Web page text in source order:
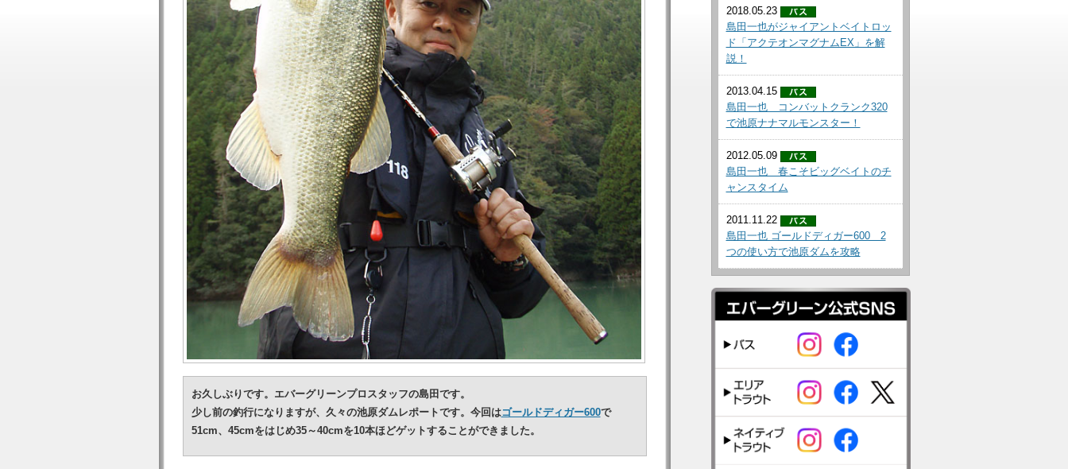
お久しぶりです。エバーグリーンプロスタッフの島田です。
少し前の釣行になりますが、久々の池原ダムレポートです。今回はゴールドディガー600で
51cm、45cmをはじめ35～40cmを10本ほどゲットすることができました。
2018.05.23
島田一也がジャイアントベイトロッ
ド「アクテオンマグナムEX」を解
説！
2013.04.15
島田一也 コンバットクランク320
で池原ナナマルモンスター！
2012.05.09
島田一也 春こそビッグベイトのチ
ャンスタイム
2011.11.22
島田一也 ゴールドディガー600 2
つの使い方で池原ダムを攻略